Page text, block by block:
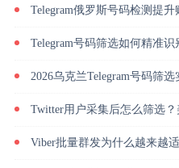
Telegram俄罗斯号码检测提
Telegram号码筛选如何精准
2026乌克兰Telegram号码筛
Twitter用户采集后怎么筛选？美
Viber批量群发为什么越来越适